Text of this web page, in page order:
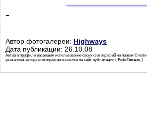
-
Автор фотогалереи: Highways
Дата публикации: 26.10.08
Автор в профиле разрешил использование своих фотографий на правах
указанием автора фотографии и ссылки на сайт публикации ( FotoTerra.ru )